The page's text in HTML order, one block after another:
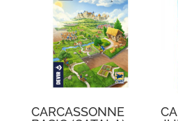
CARCASSONNE